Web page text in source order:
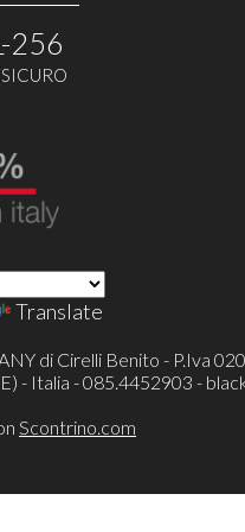
256
Translate
di Cirelli Benito - P.Iva
- Italia - 085.4452903 -
Scontrino.com